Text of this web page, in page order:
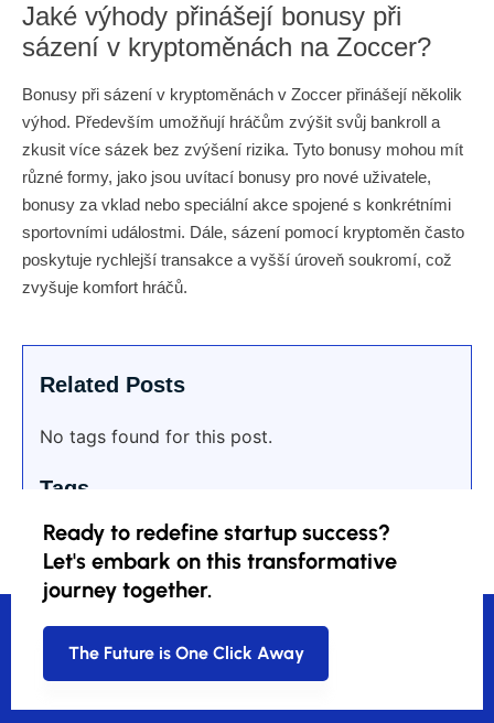
Jaké výhody přinášejí bonusy při
sázení v kryptoměnách na Zoccer?
Bonusy při sázení v kryptoměnách v Zoccer přinášejí několik
výhod. Především umožňují hráčům zvýšit svůj bankroll a
zkusit více sázek bez zvýšení rizika. Tyto bonusy mohou mít
různé formy, jako jsou uvítací bonusy pro nové uživatele,
bonusy za vklad nebo speciální akce spojené s konkrétními
sportovními událostmi. Dále, sázení pomocí kryptoměn často
poskytuje rychlejší transakce a vyšší úroveň soukromí, což
zvyšuje komfort hráčů.
Related Posts
No tags found for this post.
Tags
Ready to redefine startup success?
Let's embark on this transformative
journey together.
The Future is One Click Away